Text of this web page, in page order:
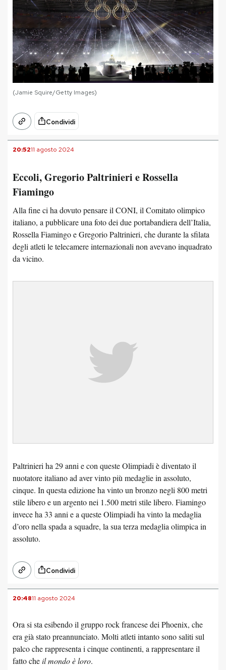
(Jamie Squire/Getty Images)
Condividi
20:5211 agosto 2024
Eccoli, Gregorio Paltrinieri e Rossella
Fiamingo
Alla fine ci ha dovuto pensare il CONI, il Comitato olimpico
italiano, a pubblicare una foto dei due portabandiera dell’Italia,
Rossella Fiamingo e Gregorio Paltrinieri, che durante la sfilata
degli atleti le telecamere internazionali non avevano inquadrato
da vicino.
Paltrinieri ha 29 anni e con queste Olimpiadi è diventato il
nuotatore italiano ad aver vinto più medaglie in assoluto,
cinque. In questa edizione ha vinto un bronzo negli 800 metri
stile libero e un argento nei 1.500 metri stile libero. Fiamingo
invece ha 33 anni e a queste Olimpiadi ha vinto la medaglia
d’oro nella spada a squadre, la sua terza medaglia olimpica in
assoluto.
Condividi
20:4811 agosto 2024
Ora si sta esibendo il gruppo rock francese dei Phoenix, che
era già stato preannunciato. Molti atleti intanto sono saliti sul
palco che rappresenta i cinque continenti, a rappresentare il
fatto cheil mondo è loro.